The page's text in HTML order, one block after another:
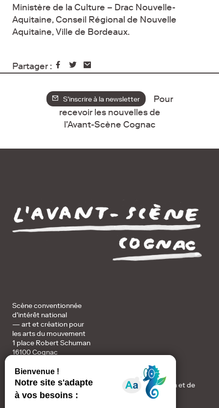
Ministère de la Culture – Drac Nouvelle-
Aquitaine, Conseil Régional de Nouvelle
Aquitaine, Ville de Bordeaux.
Partager :
S'inscrire à la newsletter
Pour
recevoir les nouvelles de
l'Avant-Scène Cognac
Scène conventionnée
d’intérêt national
— art et création pour
les arts du mouvement
1 place Robert Schuman
16100 Cognac
Accueil / Billetterie :
+ au 05 45 82 32 78 du lundi au vendredi de 10h à 12h et de
14h à 17h